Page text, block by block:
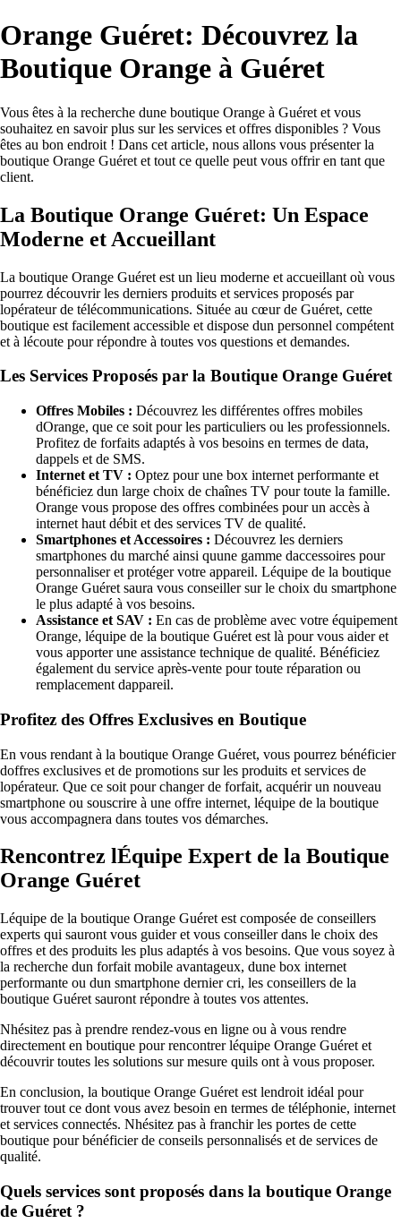
Orange Guéret: Découvrez la
Boutique Orange à Guéret
Vous êtes à la recherche dune boutique Orange à Guéret et vous
souhaitez en savoir plus sur les services et offres disponibles ? Vous
êtes au bon endroit ! Dans cet article, nous allons vous présenter la
boutique Orange Guéret et tout ce quelle peut vous offrir en tant que
client.
La Boutique Orange Guéret: Un Espace
Moderne et Accueillant
La boutique Orange Guéret est un lieu moderne et accueillant où vous
pourrez découvrir les derniers produits et services proposés par
lopérateur de télécommunications. Située au cœur de Guéret, cette
boutique est facilement accessible et dispose dun personnel compétent
et à lécoute pour répondre à toutes vos questions et demandes.
Les Services Proposés par la Boutique Orange Guéret
Offres Mobiles : Découvrez les différentes offres mobiles
dOrange, que ce soit pour les particuliers ou les professionnels.
Profitez de forfaits adaptés à vos besoins en termes de data,
dappels et de SMS.
Internet et TV : Optez pour une box internet performante et
bénéficiez dun large choix de chaînes TV pour toute la famille.
Orange vous propose des offres combinées pour un accès à
internet haut débit et des services TV de qualité.
Smartphones et Accessoires : Découvrez les derniers
smartphones du marché ainsi quune gamme daccessoires pour
personnaliser et protéger votre appareil. Léquipe de la boutique
Orange Guéret saura vous conseiller sur le choix du smartphone
le plus adapté à vos besoins.
Assistance et SAV : En cas de problème avec votre équipement
Orange, léquipe de la boutique Guéret est là pour vous aider et
vous apporter une assistance technique de qualité. Bénéficiez
également du service après-vente pour toute réparation ou
remplacement dappareil.
Profitez des Offres Exclusives en Boutique
En vous rendant à la boutique Orange Guéret, vous pourrez bénéficier
doffres exclusives et de promotions sur les produits et services de
lopérateur. Que ce soit pour changer de forfait, acquérir un nouveau
smartphone ou souscrire à une offre internet, léquipe de la boutique
vous accompagnera dans toutes vos démarches.
Rencontrez lÉquipe Expert de la Boutique
Orange Guéret
Léquipe de la boutique Orange Guéret est composée de conseillers
experts qui sauront vous guider et vous conseiller dans le choix des
offres et des produits les plus adaptés à vos besoins. Que vous soyez à
la recherche dun forfait mobile avantageux, dune box internet
performante ou dun smartphone dernier cri, les conseillers de la
boutique Guéret sauront répondre à toutes vos attentes.
Nhésitez pas à prendre rendez-vous en ligne ou à vous rendre
directement en boutique pour rencontrer léquipe Orange Guéret et
découvrir toutes les solutions sur mesure quils ont à vous proposer.
En conclusion, la boutique Orange Guéret est lendroit idéal pour
trouver tout ce dont vous avez besoin en termes de téléphonie, internet
et services connectés. Nhésitez pas à franchir les portes de cette
boutique pour bénéficier de conseils personnalisés et de services de
qualité.
Quels services sont proposés dans la boutique Orange
de Guéret ?